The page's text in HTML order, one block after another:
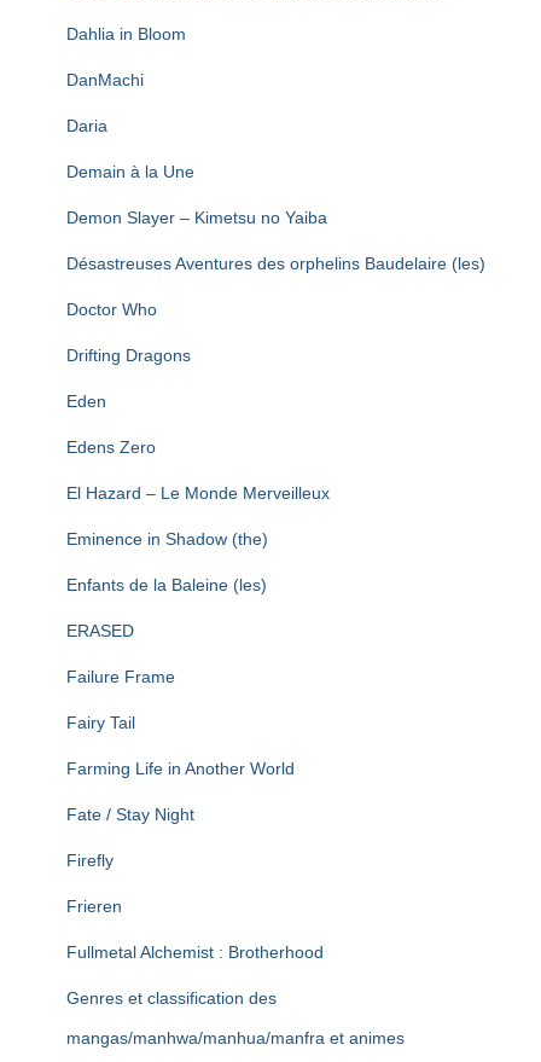
Dahlia in Bloom
DanMachi
Daria
Demain à la Une
Demon Slayer – Kimetsu no Yaiba
Désastreuses Aventures des orphelins Baudelaire (les)
Doctor Who
Drifting Dragons
Eden
Edens Zero
El Hazard – Le Monde Merveilleux
Eminence in Shadow (the)
Enfants de la Baleine (les)
ERASED
Failure Frame
Fairy Tail
Farming Life in Another World
Fate / Stay Night
Firefly
Frieren
Fullmetal Alchemist : Brotherhood
Genres et classification des
mangas/manhwa/manhua/manfra et animes